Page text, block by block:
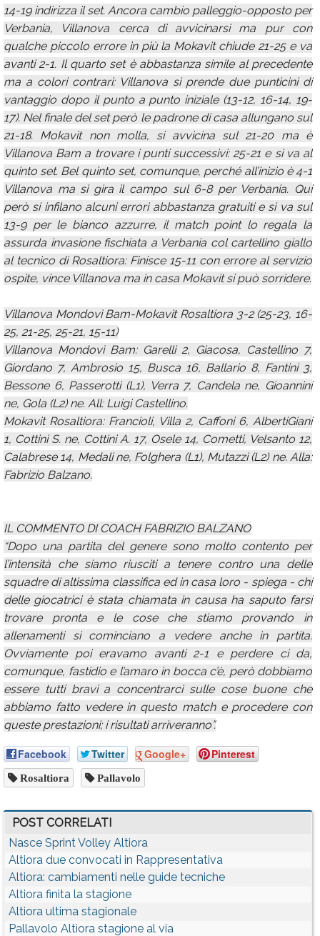
14-19 indirizza il set. Ancora cambio palleggio-opposto per
Verbania, Villanova cerca di avvicinarsi ma pur con
qualche piccolo errore in più la Mokavit chiude 21-25 e va
avanti 2-1. Il quarto set è abbastanza simile al precedente
ma a colori contrari: Villanova si prende due punticini di
vantaggio dopo il punto a punto iniziale (13-12, 16-14, 19-
17). Nel finale del set però le padrone di casa allungano sul
21-18. Mokavit non molla, si avvicina sul 21-20 ma è
Villanova Bam a trovare i punti successivi: 25-21 e si va al
quinto set. Bel quinto set, comunque, perché all’inizio è 4-1
Villanova ma si gira il campo sul 6-8 per Verbania. Qui
però si infilano alcuni errori abbastanza gratuiti e si va sul
13-9 per le bianco azzurre, il match point lo regala la
assurda invasione fischiata a Verbania col cartellino giallo
al tecnico di Rosaltiora: Finisce 15-11 con errore al servizio
ospite, vince Villanova ma in casa Mokavit si può sorridere.
Villanova Mondovì Bam-Mokavit Rosaltiora 3-2 (25-23, 16-
25, 21-25, 25-21, 15-11)
Villanova Mondovì Bam: Garelli 2, Giacosa, Castellino 7,
Giordano 7, Ambrosio 15, Busca 16, Ballario 8, Fantini 3,
Bessone 6, Passerotti (L1), Verra 7, Candela ne, Gioannini
ne, Gola (L2) ne. All: Luigi Castellino.
Mokavit Rosaltiora: Francioli, Villa 2, Caffoni 6, AlbertiGiani
1, Cottini S. ne, Cottini A. 17, Osele 14, Cometti, Velsanto 12,
Calabrese 14, Medali ne, Folghera (L1), Mutazzi (L2) ne. Alla:
Fabrizio Balzano.
IL COMMENTO DI COACH FABRIZIO BALZANO
“Dopo una partita del genere sono molto contento per
l’intensità che siamo riusciti a tenere contro una delle
squadre di altissima classifica ed in casa loro - spiega - chi
delle giocatrici è stata chiamata in causa ha saputo farsi
trovare pronta e le cose che stiamo provando in
allenamenti si cominciano a vedere anche in partita.
Ovviamente poi eravamo avanti 2-1 e perdere ci da,
comunque, fastidio e l’amaro in bocca c’è, però dobbiamo
essere tutti bravi a concentrarci sulle cose buone che
abbiamo fatto vedere in questo match e procedere con
queste prestazioni; i risultati arriveranno”.
Facebook Twitter Google+ Pinterest
Rosaltiora Pallavolo
POST CORRELATI
Nasce Sprint Volley Altiora
Altiora due convocati in Rappresentativa
Altiora: cambiamenti nelle guide tecniche
Altiora finita la stagione
Altiora ultima stagionale
Pallavolo Altiora stagione al via